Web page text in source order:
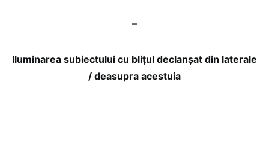
–
Iluminarea subiectului cu blițul declanșat din laterale
/ deasupra acestuia